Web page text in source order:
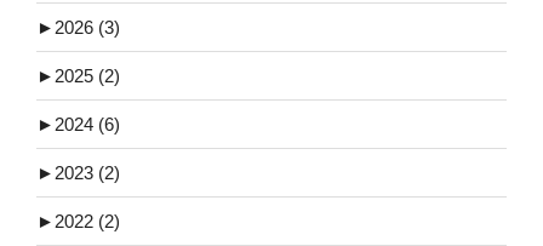
► 2026 (3)
► 2025 (2)
► 2024 (6)
► 2023 (2)
► 2022 (2)